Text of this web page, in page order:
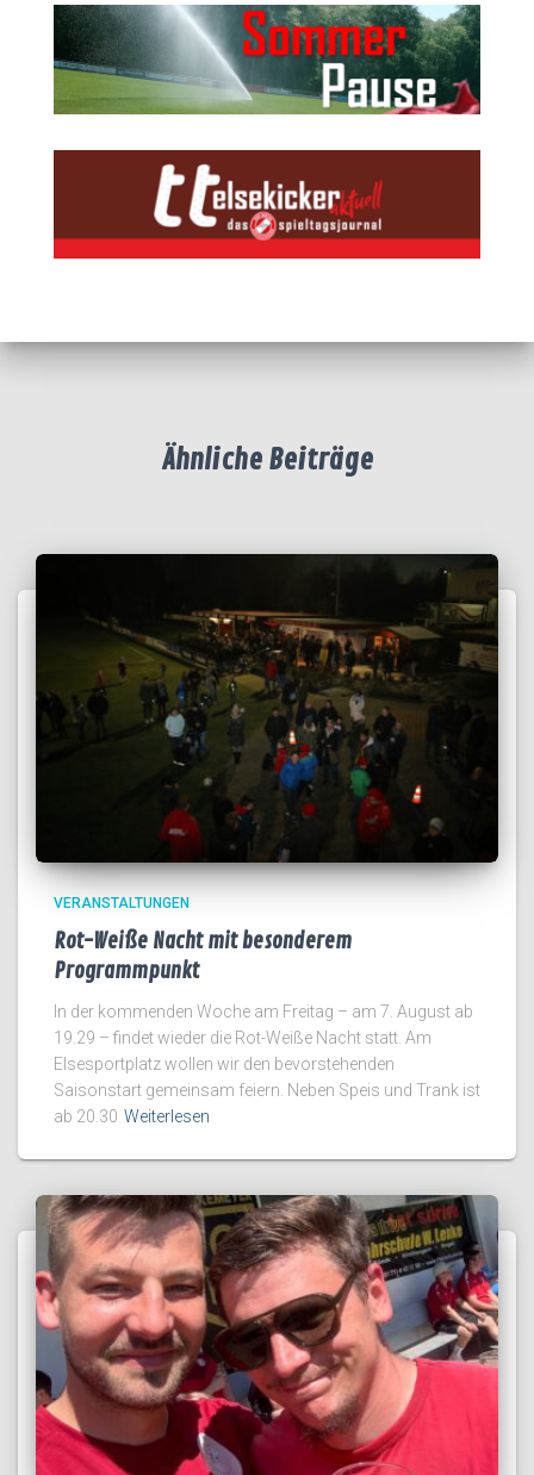
Ähnliche Beiträge
VERANSTALTUNGEN
Rot-Weiße Nacht mit besonderem
Programmpunkt
In der kommenden Woche am Freitag – am 7. August ab
19.29 – findet wieder die Rot-Weiße Nacht statt. Am
Elsesportplatz wollen wir den bevorstehenden
Saisonstart gemeinsam feiern. Neben Speis und Trank ist
ab 20.30 Weiterlesen